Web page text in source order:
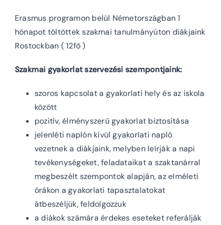
Erasmus programon belül Németországban 1
hónapot töltöttek szakmai tanulmányúton diákjaink
Rostockban ( 12fő )
Szakmai gyakorlat szervezési szempontjaink:
szoros kapcsolat a gyakorlati hely és az iskola
között
pozitív, élményszerű gyakorlat biztosítása
jelenléti naplón kívül gyakorlati napló
vezetnek a diákjaink, melyben leírják a napi
tevékenységeket, feladataikat a szaktanárral
megbeszélt szempontok alapján, az elméleti
órákon a gyakorlati tapasztalatokat
átbeszéljük, feldolgozzuk
a diákok számára érdekes eseteket referálják